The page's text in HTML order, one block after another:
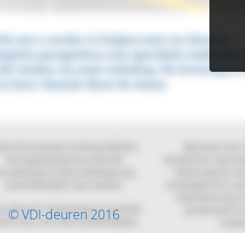
© VDI-deuren 2016